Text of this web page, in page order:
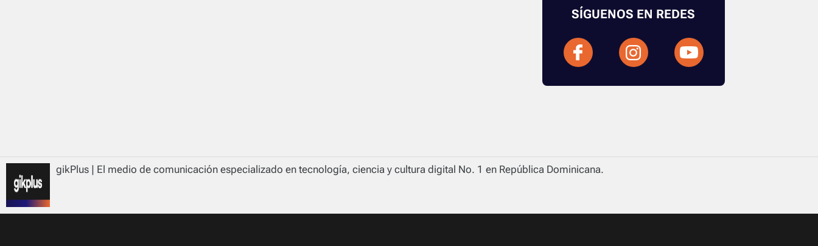
SÍGUENOS EN REDES
gikPlus | El medio de comunicación especializado en tecnología, ciencia y cultura digital No. 1 en República Dominicana.